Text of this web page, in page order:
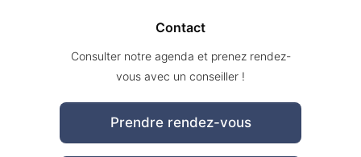
Contact
Consulter notre agenda et prenez rendez-
vous avec un conseiller !
Prendre rendez-vous